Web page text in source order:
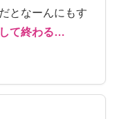
となーんにもす
て終わる…